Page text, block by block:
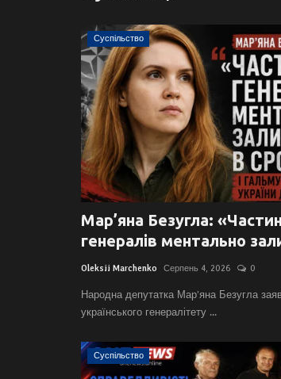
Суспільство
Мар’яна Безугла:
генералів ментально
Oleksii Marchenko Серпень 4, 2026 0
Народна депутатка Мар’яна Безугла
українського генералітету ...
Суспільство